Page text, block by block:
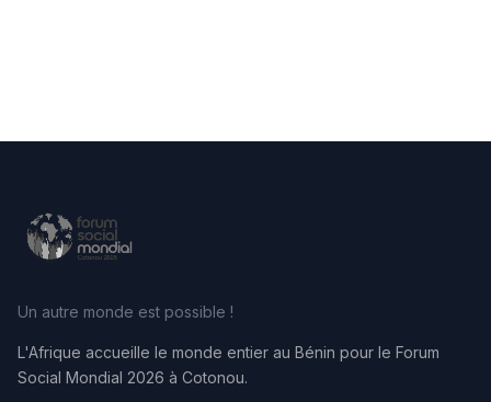
Un autre monde est possible !
L'Afrique accueille le monde entier au Bénin pour le Forum
Social Mondial 2026 à Cotonou.